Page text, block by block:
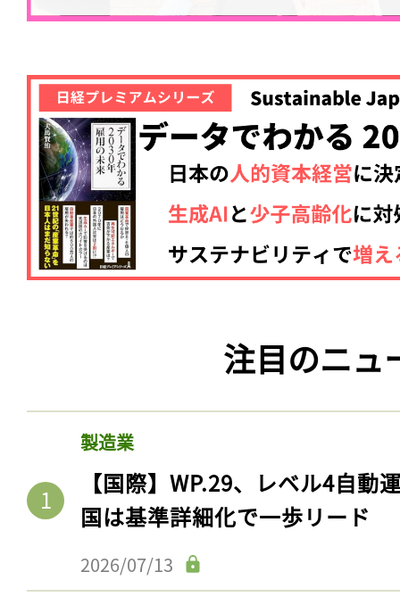
注目のニュ
製造業
【国際】WP.29、レベル4自動
国は基準詳細化で一歩リード
2026/07/13